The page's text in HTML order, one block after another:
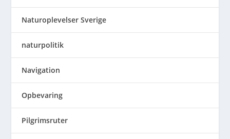
Naturoplevelser Sverige
naturpolitik
Navigation
Opbevaring
Pilgrimsruter